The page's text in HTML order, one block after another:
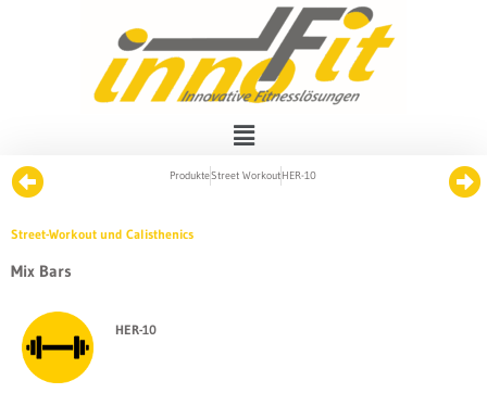
ProdukteStreet WorkoutHER-10
Street-Workout und Calisthenics
Mix Bars
HER-10